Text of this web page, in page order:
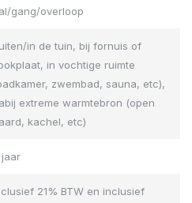
gang/overloop
in de tuin, bij fornuis of
in vochtige ruimte
zwembad, sauna, etc),
extreme warmtebron (open
kachel, etc)
jaar
21% BTW en inclusief